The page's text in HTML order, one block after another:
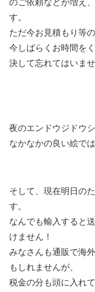
のご依頼などが増え
す。
ただ今お見積もり等
今しばらくお時間を
決して忘れてはいま
夜のエンドウジドウ
なかなかの良い絵で
そして、現在明日の
す。
なんでも輸入すると
けません！
みなさんも通販で海
もしれませんが、
税金の分も頭に入れ